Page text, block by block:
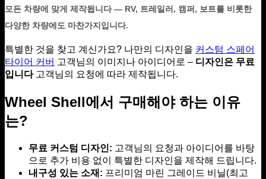
모든 차량에 맞게 제작됩니다 — RV, 트레일러, 캠퍼, 보트를 비롯한
다양한 차량에도 마찬가지입니다.
특별한 것을 찾고 계신가요? 나만의 디자인을 커스텀 스페어
타이어 커버 고객님의 이미지나 아이디어로 – 디자인은 무료
입니다고객님의 요청에 따라 제작됩니다.
Wheel Shell에서 구매해야 하는 이유
는?
무료 커스텀 디자인: 고객님의 요청과 아이디어를 바탕
으로 추가 비용 없이 특별한 디자인을 제작해 드립니다.
내구성 있는 소재: 프리미엄 마린 그레이드 비닐(최고